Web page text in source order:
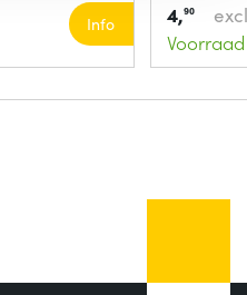
Info 4,90
Voorraad